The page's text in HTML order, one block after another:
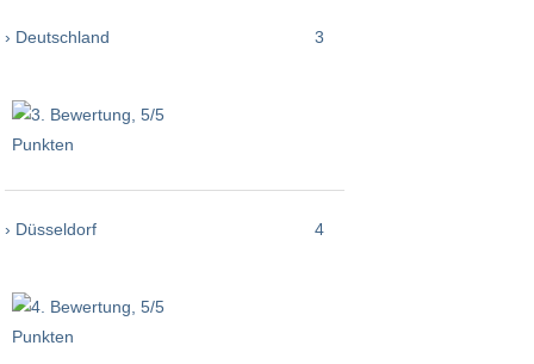
› Deutschland 3
› Düsseldorf 4